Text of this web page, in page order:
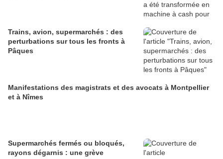
Trains, avion, supermarchés : des
perturbations sur tous les fronts à
Pâques
Manifestations des magistrats et des avocats à Montpellier
et à Nîmes
Supermarchés fermés ou bloqués,
rayons dégarnis : une grève